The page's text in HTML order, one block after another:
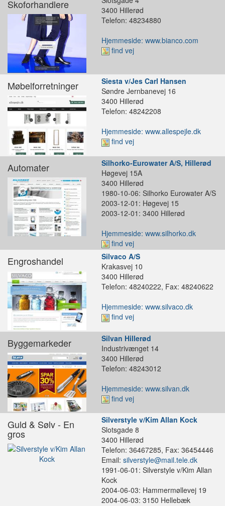
Skoforhandlere
3400 Hillerød
Telefon: 48234880
Hjemmeside: www.bianco.com
find vej
Møbelforretninger
Siesta v/Jes Carl Hansen
Søndre Jernbanevej 16
3400 Hillerød
Telefon: 48242208
Hjemmeside: www.allespejle.dk
find vej
Automater
Silhorko-Eurowater A/S, Hillerød
Høgevej 15A
3400 Hillerød
1980-10-06: Silhorko Eurowater A/S
2003-12-01: Høgevej 15
2003-12-01: 3400 Hillerød
Hjemmeside: www.silhorko.dk
find vej
Engroshandel
Silvaco A/S
Krakasvej 10
3400 Hillerød
Telefon: 48240222, Fax: 48240622
Hjemmeside: www.silvaco.dk
find vej
Byggemarkeder
Silvan Hillerød
Industrivænget 14
3400 Hillerød
Telefon: 48243012
Hjemmeside: www.silvan.dk
find vej
Guld & Sølv - En
gros
Silverstyle v/Kim Allan Kock
Slotsgade 8
3400 Hillerød
Telefon: 36467285, Fax: 36454446
Email: silverstyle@mail.tele.dk
1991-06-01: Silverstyle v/Kim Allan
Kock
2004-06-03: Hammermøllevej 19
2004-06-03: 3150 Hellebæk